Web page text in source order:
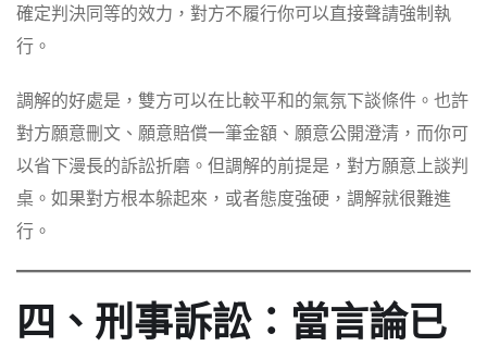
確定判決同等的效力，對方不履行你可以直接聲請強制執
行。
調解的好處是，雙方可以在比較平和的氣氛下談條件。也許
對方願意刪文、願意賠償一筆金額、願意公開澄清，而你可
以省下漫長的訴訟折磨。但調解的前提是，對方願意上談判
桌。如果對方根本躲起來，或者態度強硬，調解就很難進
行。
四、刑事訴訟：當言論已